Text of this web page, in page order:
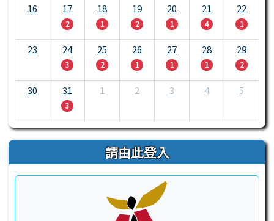
16 17
2
18
1
19
2
20
1
21
4
22
1
23 24
3
25
2
26
1
27
1
28
1
29
2
30 31
3
1 2 3 4 5
請由此登入